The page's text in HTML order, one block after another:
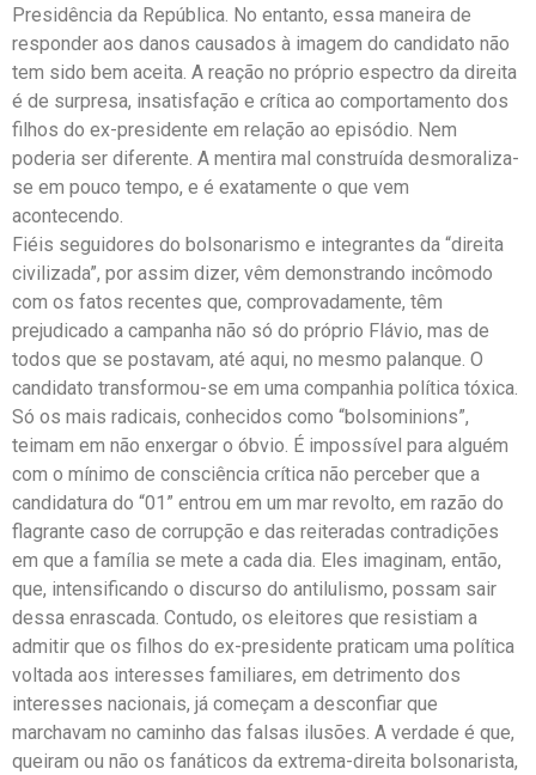
Presidência da República. No entanto, essa maneira de
responder aos danos causados à imagem do candidato não
tem sido bem aceita. A reação no próprio espectro da direita
é de surpresa, insatisfação e crítica ao comportamento dos
filhos do ex-presidente em relação ao episódio. ​Nem
poderia ser diferente. A mentira mal construída desmoraliza-
se em pouco tempo, e é exatamente o que vem
acontecendo.
Fiéis seguidores do bolsonarismo e integrantes da “direita
civilizada”, por assim dizer, vêm demonstrando incômodo
com os fatos recentes que, comprovadamente, têm
prejudicado a campanha não só do próprio Flávio, mas de
todos que se postavam, até aqui, no mesmo palanque. ​O
candidato transformou-se em uma companhia política tóxica.
Só os mais radicais, conhecidos como “bolsominions”,
teimam em não enxergar o óbvio. ​É impossível para alguém
com o mínimo de consciência crítica não perceber que a
candidatura do “01” entrou em um mar revolto, em razão do
flagrante caso de corrupção e das reiteradas contradições
em que a família se mete a cada dia. ​Eles imaginam, então,
que, intensificando o discurso do antilulismo, possam sair
dessa enrascada. Contudo, os eleitores que resistiam a
admitir que os filhos do ex-presidente praticam uma política
voltada aos interesses familiares, em detrimento dos
interesses nacionais, já começam a desconfiar que
marchavam no caminho das falsas ilusões. A verdade é que,
queiram ou não os fanáticos da extrema-direita bolsonarista,